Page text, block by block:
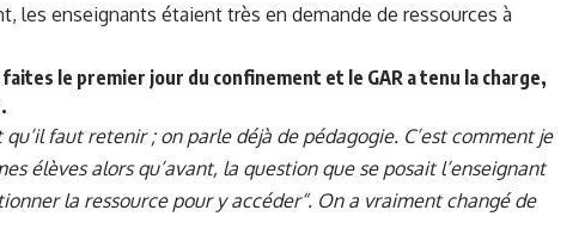
les enseignants étaient très en demande de ressources à
le premier jour du confinement et le GAR a tenu la charge,
faut retenir ; on parle déjà de pédagogie. C’est comment je
élèves alors qu’avant, la question que se posait l’enseignant
la ressource pour y accéder“. On a vraiment changé de